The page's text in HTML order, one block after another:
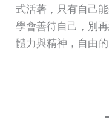
式活著，只有自己
學會善待自己，別
體力與精神，自由